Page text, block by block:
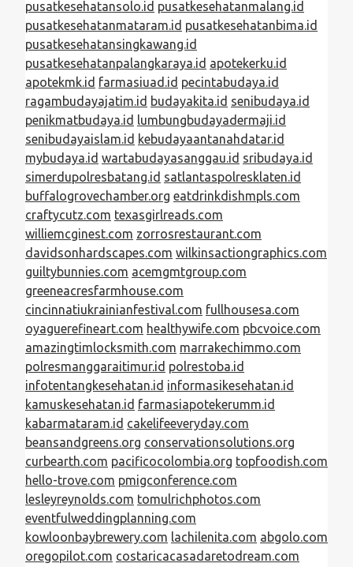
pusatkesehatansolo.id pusatkesehatanmalang.id
pusatkesehatanmataram.id pusatkesehatanbima.id
pusatkesehatansingkawang.id
pusatkesehatanpalangkaraya.id apotekerku.id
apotekmk.id farmasiuad.id pecintabudaya.id
ragambudayajatim.id budayakita.id senibudaya.id
penikmatbudaya.id lumbungbudayadermaji.id
senibudayaislam.id kebudayaantanahdatar.id
mybudaya.id wartabudayasanggau.id sribudaya.id
simerdupolresbatang.id satlantaspolresklaten.id
buffalogrovechamber.org eatdrinkdishmpls.com
craftycutz.com texasgirlreads.com
williemcginest.com zorrosrestaurant.com
davidsonhardscapes.com wilkinsactiongraphics.com
guiltybunnies.com acemgmtgroup.com
greeneacresfarmhouse.com
cincinnatiukrainianfestival.com fullhousesa.com
oyaguerefineart.com healthywife.com pbcvoice.com
amazingtimlocksmith.com marrakechimmo.com
polresmanggaraitimur.id polrestoba.id
infotentangkesehatan.id informasikesehatan.id
kamuskesehatan.id farmasiapotekerumm.id
kabarmataram.id cakelifeeveryday.com
beansandgreens.org conservationsolutions.org
curbearth.com pacificocolombia.org topfoodish.com
hello-trove.com pmigconference.com
lesleyreynolds.com tomulrichphotos.com
eventfulweddingplanning.com
kowloonbaybrewery.com lachilenita.com abgolo.com
oregopilot.com costaricacasadaretodream.com